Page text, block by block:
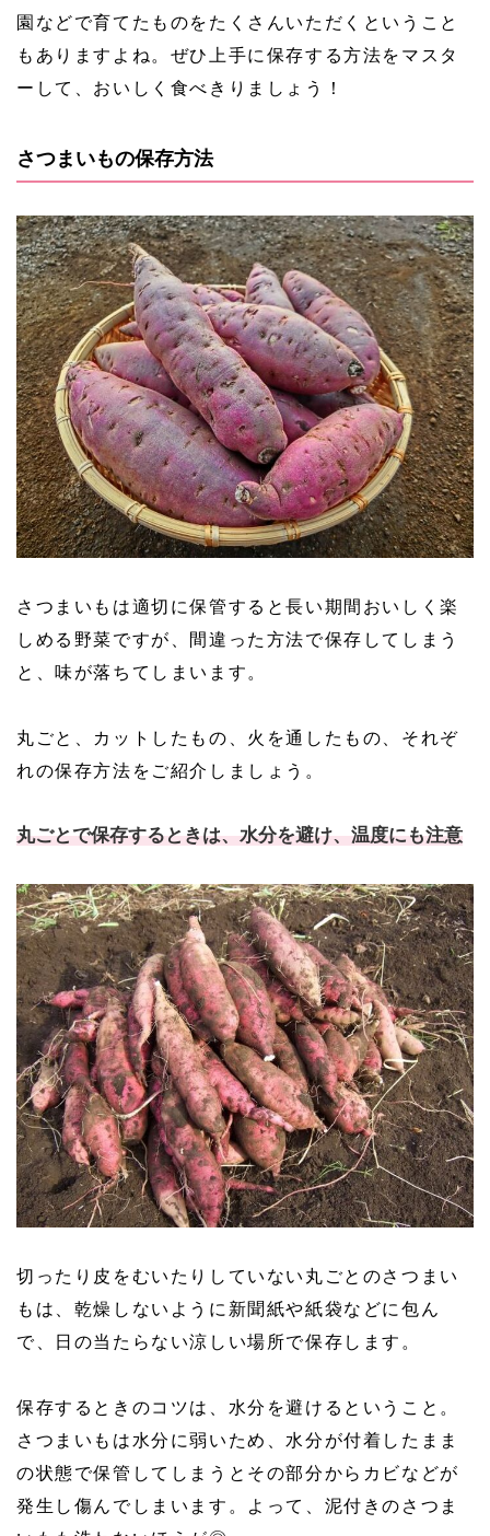
園などで育てたものをたくさんいただくということ
もありますよね。ぜひ上手に保存する方法をマスタ
ーして、おいしく食べきりましょう！
さつまいもの保存方法
さつまいもは適切に保管すると長い期間おいしく楽
しめる野菜ですが、間違った方法で保存してしまう
と、味が落ちてしまいます。
丸ごと、カットしたもの、火を通したもの、それぞ
れの保存方法をご紹介しましょう。
丸ごとで保存するときは、水分を避け、温度にも注意
切ったり皮をむいたりしていない丸ごとのさつまい
もは、乾燥しないように新聞紙や紙袋などに包ん
で、日の当たらない涼しい場所で保存します。
保存するときのコツは、水分を避けるということ。
さつまいもは水分に弱いため、水分が付着したまま
の状態で保管してしまうとその部分からカビなどが
発生し傷んでしまいます。よって、泥付きのさつま